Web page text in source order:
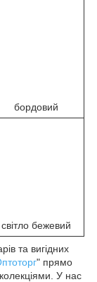
бордовий
світло бежевий
та вигідних
" прямо
У нас